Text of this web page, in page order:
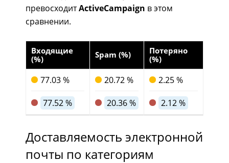
превосходитActiveCampaign в этом
сравнении.
Входящие
(%)
Spam (%)
Потеряно
(%)
77.03 %
77.52 %
20.72 %
20.36 %
2.25 %
2.12 %
Доставляемость электронной
почты по категориям